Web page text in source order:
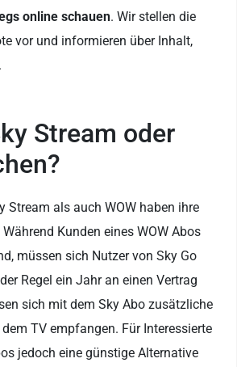
online schauen. Wir stellen die
vor und informieren über Inhalt,
Stream oder
Stream als auch WOW haben ihre
Kunden eines WOW Abos
müssen sich Nutzer von Sky Go
Regel ein Jahr an einen Vertrag
sich mit dem Sky Abo zusätzliche
TV empfangen. Für Interessierte
jedoch eine günstige Alternative